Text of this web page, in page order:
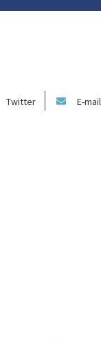
Twitter E-mail